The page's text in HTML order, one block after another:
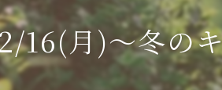
16(月)～冬の